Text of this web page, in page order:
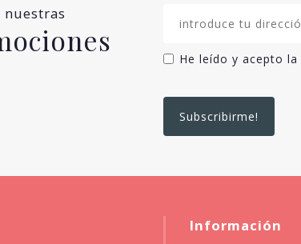
He leído y acepto la
Información